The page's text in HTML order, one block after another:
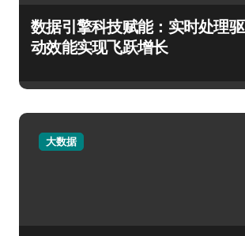
数据引擎科技赋能：实时处理驱
动效能实现飞跃增长
大数据